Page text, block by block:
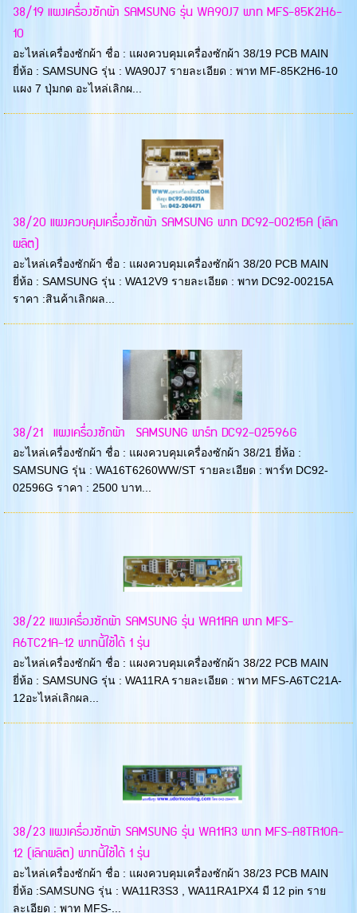
38/19 แผงเครื่องซักผ้า SAMSUNG รุ่น WA90J7 พาท MFS-85K2H6-
10
อะไหล่เครื่องซักผ้า ชื่อ : แผงควบคุมเครื่องซักผ้า 38/19 PCB MAIN
ยี่ห้อ : SAMSUNG รุ่น : WA90J7 รายละเอียด : พาท MF-85K2H6-10
แผง 7 ปุ่มกด อะไหล่เลิกผ...
38/20 แผงควบคุมเครื่องซักผ้า SAMSUNG พาท DC92-00215A (เลิก
ผลิต)
อะไหล่เครื่องซักผ้า ชื่อ : แผงควบคุมเครื่องซักผ้า 38/20 PCB MAIN
ยี่ห้อ : SAMSUNG รุ่น : WA12V9 รายละเอียด : พาท DC92-00215A
ราคา :สินค้าเลิกผล...
38/21 แผงเครื่องซักผ้า SAMSUNG พาร์ท DC92-02596G
อะไหล่เครื่องซักผ้า ชื่อ : แผงควบคุมเครื่องซักผ้า 38/21 ยี่ห้อ :
SAMSUNG รุ่น : WA16T6260WW/ST รายละเอียด : พาร์ท DC92-
02596G ราคา : 2500 บาท...
38/22 แผงเครื่องซักผ้า SAMSUNG รุ่น WA11RA พาท MFS-
A6TC21A-12 พาทนี้ใช้ได้ 1 รุ่น
อะไหล่เครื่องซักผ้า ชื่อ : แผงควบคุมเครื่องซักผ้า 38/22 PCB MAIN
ยี่ห้อ : SAMSUNG รุ่น : WA11RA รายละเอียด : พาท MFS-A6TC21A-
12อะไหล่เลิกผล...
38/23 แผงเครื่องซักผ้า SAMSUNG รุ่น WA11R3 พาท MFS-A8TR10A-
12 (เลิกผลิต) พาทนี้ใช้ได้ 1 รุ่น
อะไหล่เครื่องซักผ้า ชื่อ : แผงควบคุมเครื่องซักผ้า 38/23 PCB MAIN
ยี่ห้อ :SAMSUNG รุ่น : WA11R3S3 , WA11RA1PX4 มี 12 pin ราย
ละเอียด : พาท MFS-...